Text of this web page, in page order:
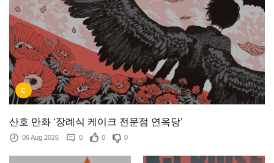
C
산호 만화 ‘장례식 케이크 전문점 연옥당’
06 Aug 2026 0 0 0